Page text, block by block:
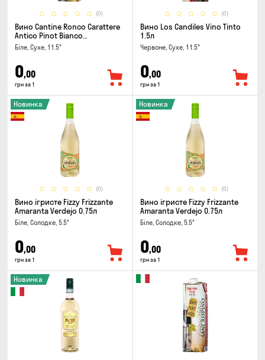
(0)
Вино Cantine Ronco Carattere
Antico Pinot Bianco
Chardonnay Rubicone IGT 1л
Біле, Сухе, 11.5°
0,00
грн за 1
(0)
Вино Los Candiles Vino Tinto
1.5л
Червоне, Сухе, 11.5°
0,00
грн за 1
(0)
Новинка
Вино ігристе Fizzy Frizzante
Amaranta Verdejo 0.75л
Біле, Солодке, 5.5°
0,00
грн за 1
(0)
Новинка
Вино ігристе Fizzy Frizzante
Amaranta Verdejo 0.75л
Біле, Солодке, 5.5°
0,00
грн за 1
Новинка